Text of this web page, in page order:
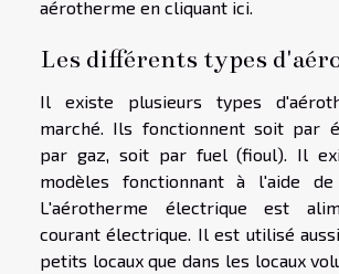
aérotherme en cliquant ici.
Les différents types
Il existe plusieurs types
marché. Ils fonctionnent soit par
par gaz, soit par fuel (fioul). Il
modèles fonctionnant à l'aide de
L'aérotherme électrique est
courant électrique. Il est utilisé
petits locaux que dans les locaux